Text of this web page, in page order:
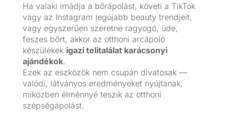
Ha valaki imádja a bőrápolást, követi a TikTok
vagy az Instagram legújabb beauty trendjeit,
vagy egyszerűen szeretne ragyogó, üde,
feszes bőrt, akkor az otthoni arcápoló
készülékek igazi telitalálat karácsonyi
ajándékok.
Ezek az eszközök nem csupán divatosak —
valódi, látványos eredményeket nyújtanak,
miközben élménnyé teszik az otthoni
szépségápolást.